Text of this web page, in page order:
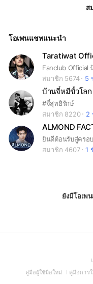
ส
โอเพนแชทแนะนำ
Taratiwat
Fanclub Official
สมาชิก 5674
5
บ้านจี๋หมีขั้วโล
#จี๋สุทธิรักษ์
สมาชิก 8220
2
ALMOND
สมาชิก 4607
1
ยังมีโอเพ
คู่มือผู้ใช้มือใหม่
(Open
คู่มือการ